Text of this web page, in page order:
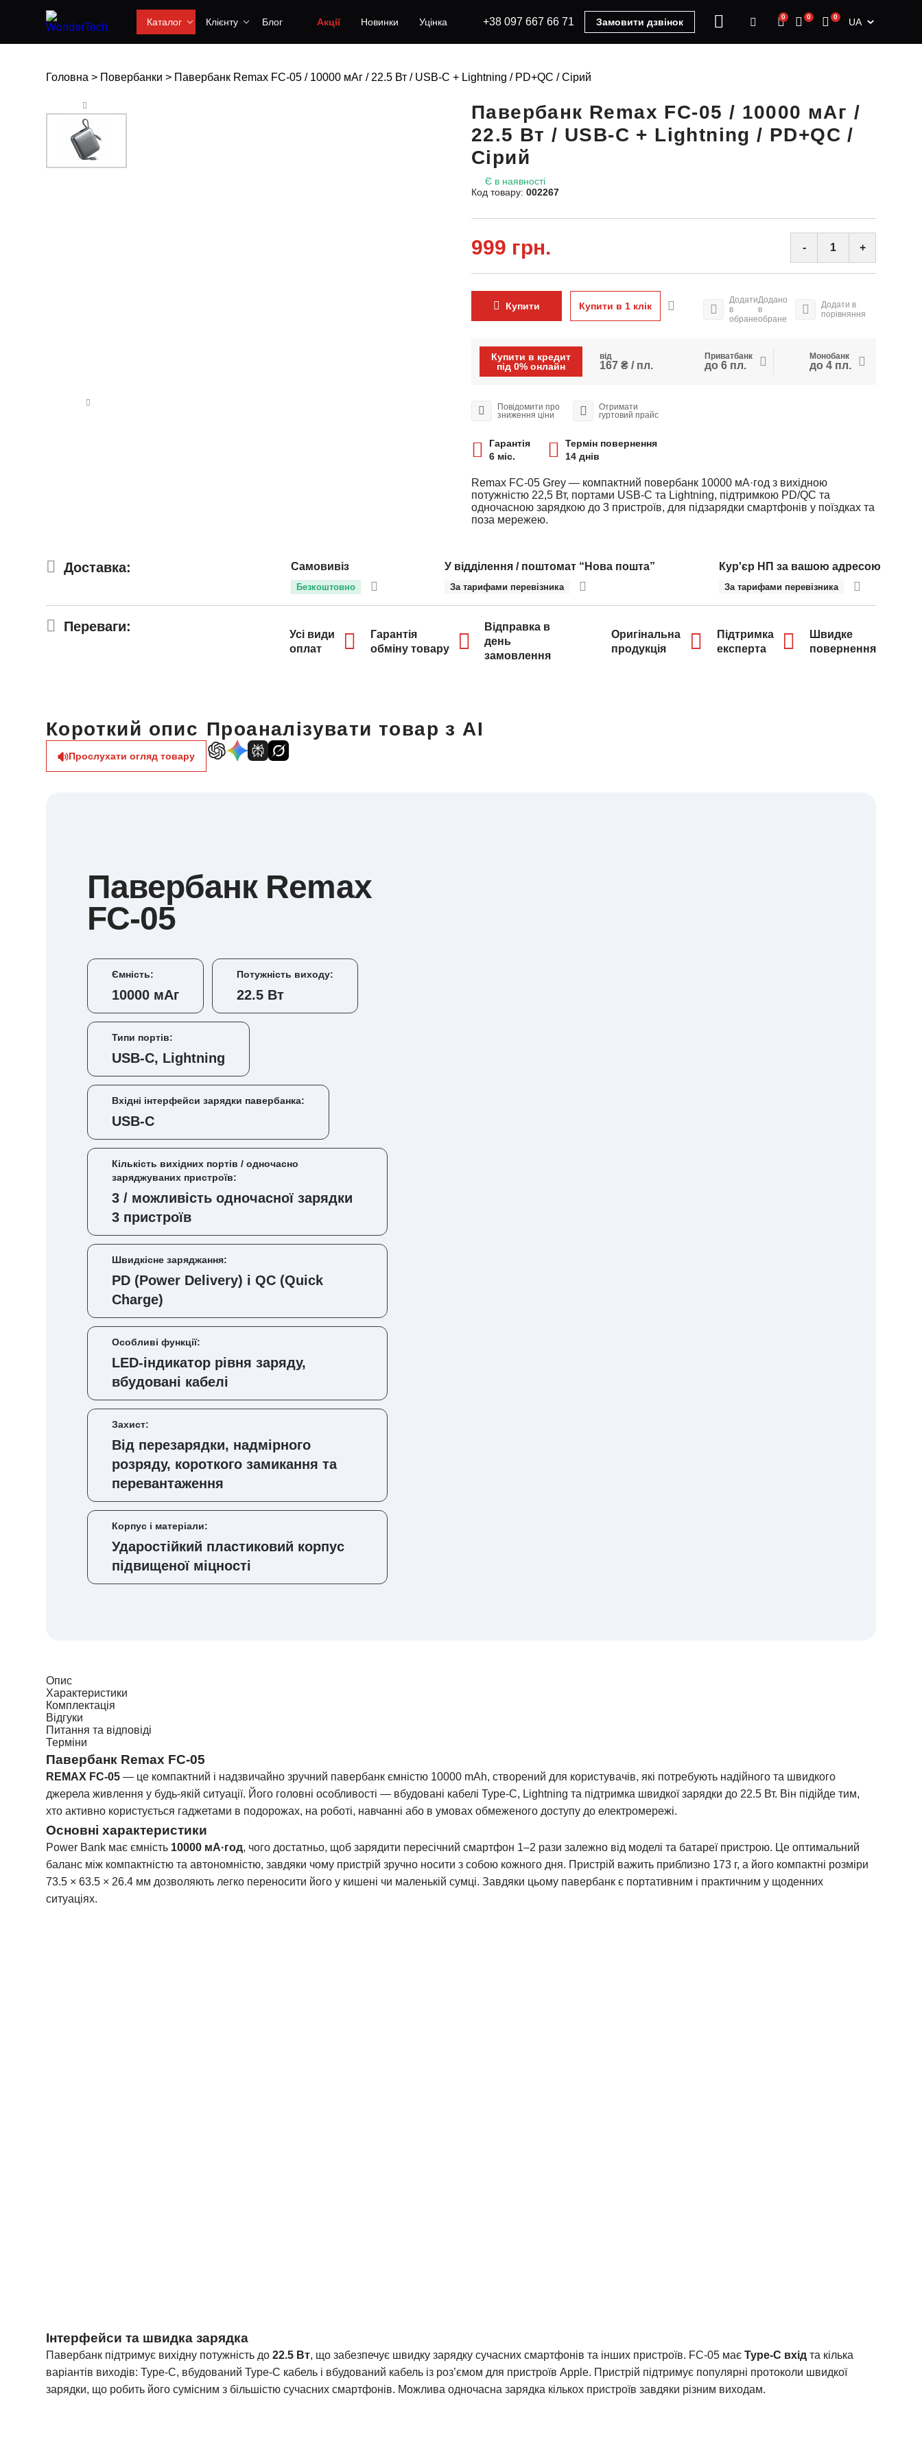
Каталог Клієнту Блог Акції Новинки Уцінка +38 097 667 66 71 Замовити дзвінок 0 0 0 UA
Головна > Повербанки > Павербанк Remax FC-05 / 10000 мАг / 22.5 Вт / USB-C + Lightning / PD+QC / Cірий
Павербанк Remax FC-05 / 10000 мАг /
22.5 Вт / USB-C + Lightning / PD+QC /
Cірий
Є в наявності
Код товару: 002267
999 грн. - +
Купити Купити в 1 клiк
Додати
в
обране
Додано
в
обране
Додати в
порівняння
Купити в кредит
під 0% онлайн
від
167 ₴ / пл.
Приватбанк
до 6 пл.
Монобанк
до 4 пл.
Повідомити про
зниження ціни
Отримати
гуртовий прайс
Гарантія
6 міс.
Термін повернення
14 днів
Remax FC‑05 Grey — компактний повербанк 10000 мА·год з вихідною
потужністю 22,5 Вт, портами USB-C та Lightning, підтримкою PD/QC та
одночасною зарядкою до 3 пристроїв, для підзарядки смартфонів у поїздках та
поза мережею.
Доставка: Самовивіз
Безкоштовно
У відділення / поштомат “Нова пошта”
За тарифами перевізника
Кур'єр НП за вашою адресою
За тарифами перевізника
Переваги:
Усі види
оплат
Гарантія
обміну товару
Відправка в
день
замовлення
Оригінальна
продукція
Підтримка
експерта
Швидке
повернення
Короткий опис
Прослухати огляд товару
Проаналізувати товар з AI
Павербанк Remax
FC-05
Ємність:
10000 мАг
Потужність виходу:
22.5 Вт
Типи портів:
USB-C, Lightning
Вхідні інтерфейси зарядки павербанка:
USB-C
Кількість вихідних портів / одночасно
заряджуваних пристроїв:
3 / можливість одночасної зарядки
3 пристроїв
Швидкісне заряджання:
PD (Power Delivery) і QC (Quick
Charge)
Особливі функції:
LED-індикатор рівня заряду,
вбудовані кабелі
Захист:
Від перезарядки, надмірного
розряду, короткого замикання та
перевантаження
Корпус і матеріали:
Ударостійкий пластиковий корпус
підвищеної міцності
Опис
Характеристики
Комплектація
Відгуки
Питання та відповіді
Терміни
Павербанк Remax FC-05
REMAX FC-05 — це компактний і надзвичайно зручний павербанк ємністю 10000 mAh, створений для користувачів, які потребують надійного та швидкого
джерела живлення у будь-якій ситуації. Його головні особливості — вбудовані кабелі Type-C, Lightning та підтримка швидкої зарядки до 22.5 Вт. Він підійде тим,
хто активно користується гаджетами в подорожах, на роботі, навчанні або в умовах обмеженого доступу до електромережі.
Основні характеристики
Power Bank має ємність 10000 мА·год, чого достатньо, щоб зарядити пересічний смартфон 1–2 рази залежно від моделі та батареї пристрою. Це оптимальний
баланс між компактністю та автономністю, завдяки чому пристрій зручно носити з собою кожного дня. Пристрій важить приблизно 173 г, а його компактні розміри
73.5 × 63.5 × 26.4 мм дозволяють легко переносити його у кишені чи маленькій сумці. Завдяки цьому павербанк є портативним і практичним у щоденних
ситуаціях.
Інтерфейси та швидка зарядка
Павербанк підтримує вихідну потужність до 22.5 Вт, що забезпечує швидку зарядку сучасних смартфонів та інших пристроїв. FC-05 має Type-C вхід та кілька
варіантів виходів: Type-C, вбудований Type-C кабель і вбудований кабель із роз’ємом для пристроїв Apple. Пристрій підтримує популярні протоколи швидкої
зарядки, що робить його сумісним з більшістю сучасних смартфонів. Можлива одночасна зарядка кількох пристроїв завдяки різним виходам.